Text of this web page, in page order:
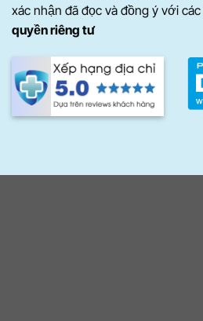
xác nhận đã đọc và đồng ý với các
quyền riêng tư